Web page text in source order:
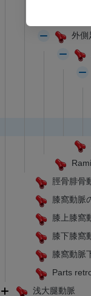
外側
脛骨腓骨
膝窩動脈
膝上膝窩
膝下膝窩
膝窩動脈
Parts
浅大腿動脈
イラストレーション
足根および足部のCT